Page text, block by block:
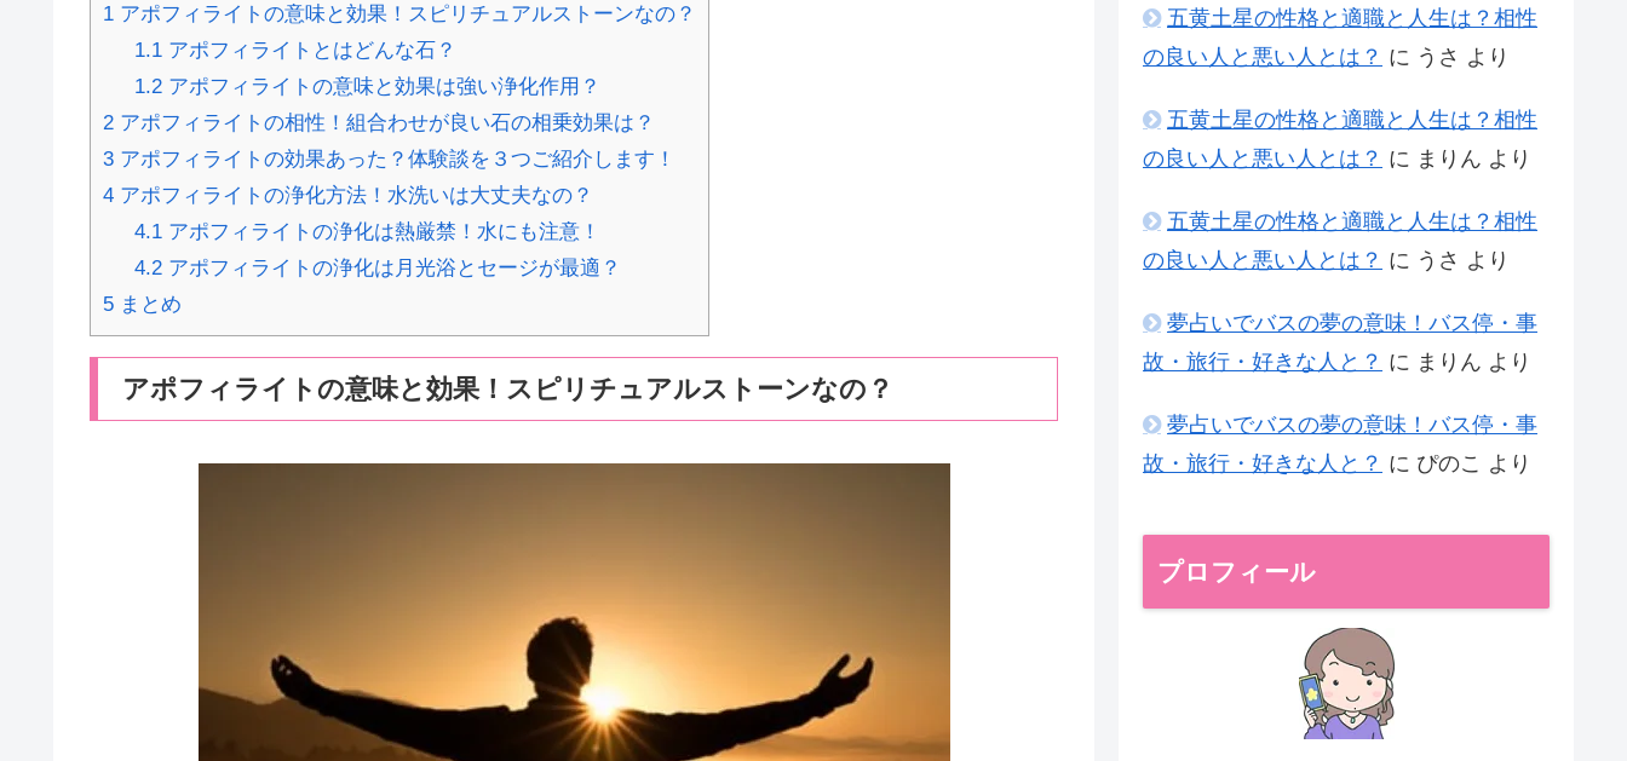
1 アポフィライトの意味と効果！スピリチュアルストーンなの？
1.1アポフィライトとはどんな石？
1.2アポフィライトの意味と効果は強い浄化作用？
2 アポフィライトの相性！組合わせが良い石の相乗効果は？
3 アポフィライトの効果あった？体験談を３つご紹介します！
4 アポフィライトの浄化方法！水洗いは大丈夫なの？
4.1アポフィライトの浄化は熱厳禁！水にも注意！
4.2アポフィライトの浄化は月光浴とセージが最適？
5 まとめ
アポフィライトの意味と効果！スピリチュアルストーンなの？
五黄土星の性格と適職と人生は？相性
の良い人と悪い人とは？ に うさ より
五黄土星の性格と適職と人生は？相性
の良い人と悪い人とは？ に まりん より
五黄土星の性格と適職と人生は？相性
の良い人と悪い人とは？ に うさ より
夢占いでバスの夢の意味！バス停・事
故・旅行・好きな人と？ に まりん より
夢占いでバスの夢の意味！バス停・事
故・旅行・好きな人と？ に ぴのこ より
プロフィール